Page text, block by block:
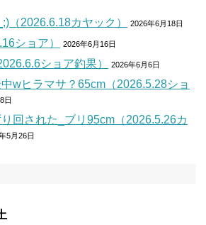
（2026.6.18カヤック） 2026年6月18日
ショア） 2026年6月16日
ショア釣果） 2026年6月6日
wヒラマサ？65cm（2026.5.28ショ
日
回された_ブリ95cm（2026.5.26カ
5月26日